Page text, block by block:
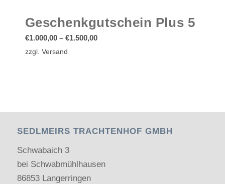
Geschenkgutschein Plus 5
€1.000,00 – €1.500,00Preisspanne:
zzgl. Versand
SEDLMEIRS TRACHTENHOF GMBH
Schwabaich 3
bei Schwabmühlhausen
86853 Langerringen